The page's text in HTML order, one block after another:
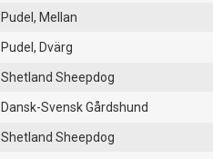
Pudel, Mellan
Pudel, Dvärg
Shetland Sheepdog
Dansk-Svensk Gårdshund
Shetland Sheepdog